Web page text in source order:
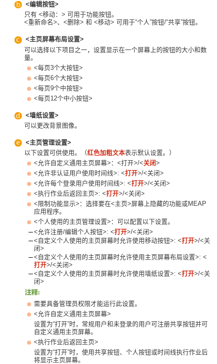
<编辑按钮>
只有 <移动：> 可用于功能按钮。
<重新命名>、<删除> 和 <移动> 可用于“个人”按钮/“共享”按钮。
<主页屏幕布局设置>
可以选择以下项目之一，设置显示在一个屏幕上的按钮的大小和数
量。
<每页3个大按钮>
<每页6个大按钮>
<每页9个中按钮>
<每页12个中小按钮>
<墙纸设置>
可以更改背景图像。
<主页管理设置>
以下设置可供使用。（红色加粗文本表示默认设置。）
<允许自定义通用主页屏幕>：<打开>/<关闭>
<允许非认证用户使用时间线>: <打开>/<关闭>
<允许每个登录用户使用时间线>: <打开>/<关闭>
<执行作业后返回主页>: <打开>/<关闭>
<限制功能显示>：选择要在<主页>屏幕上隐藏的功能或MEAP
应用程序。
<个人使用的主页管理设置>：可以配置以下设置。
<允许注册/编辑个人按钮>: <打开>/<关闭>
<自定义个人使用的主页屏幕时允许使用移动按钮>: <打开>/<关
闭>
<自定义个人使用的主页屏幕时允许使用主页屏幕布局设置>: <
打开>/<关闭>
<自定义个人使用的主页屏幕时允许使用墙纸设置>: <打开>/<关
闭>
需要具备管理员权限才能运行此设置。
<允许自定义通用主页屏幕>
设置为“打开”时，常规用户和未登录的用户可注册共享按钮并可
自定义通用主页屏幕。
<执行作业后返回主页>
设置为“打开”时，使用共享按钮、个人按钮或时间线执行作业后
将显示主页屏幕。